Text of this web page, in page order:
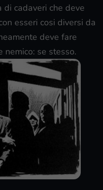
di cadaveri che deve
esseri cosi diversi da
deve fare
nemico: se stesso.